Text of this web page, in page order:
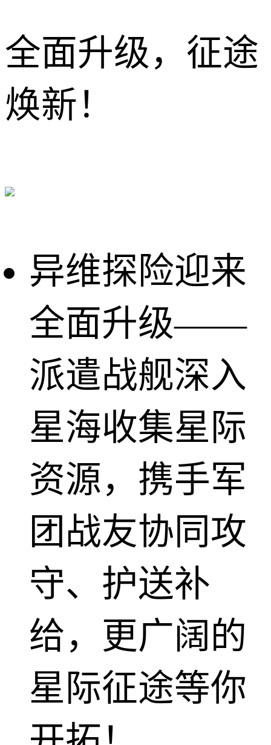
全面升级，征途
焕新！
异维探险迎来
全面升级——
派遣战舰深入
星海收集星际
资源，携手军
团战友协同攻
守、护送补
给，更广阔的
星际征途等你